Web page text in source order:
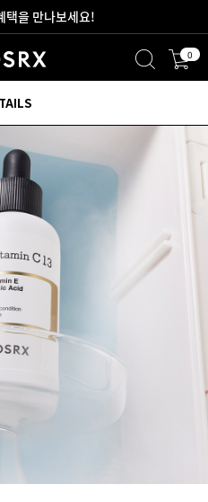
택을 만나보세요!
무료 배송 0